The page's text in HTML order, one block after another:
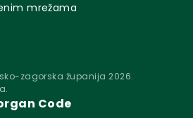
mrežama
zagorska županija 2026.
Code